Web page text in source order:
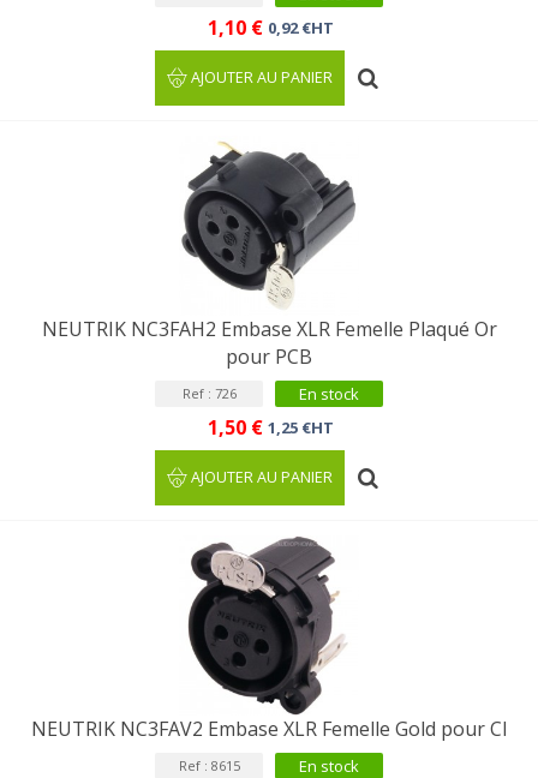
1,10 € 0,92 €HT
AJOUTER AU PANIER
NEUTRIK NC3FAH2 Embase XLR Femelle Plaqué Or
pour PCB
Ref : 726 En stock
1,50 € 1,25 €HT
AJOUTER AU PANIER
NEUTRIK NC3FAV2 Embase XLR Femelle Gold pour CI
Ref : 8615 En stock